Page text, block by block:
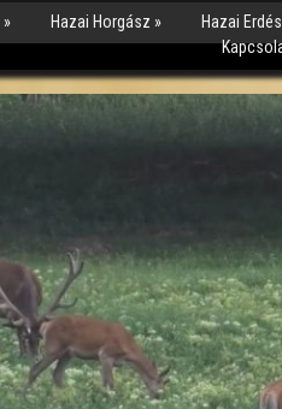
» Hazai Horgász »
Hazai